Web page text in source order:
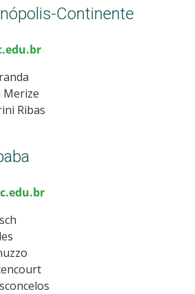
Continente
Merize
Ribas